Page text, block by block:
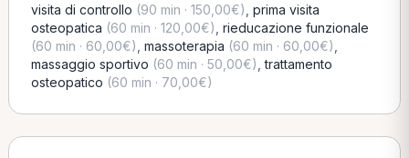
visita di controllo (90 min · 150,00€) prima visita
osteopatica (60 min · 120,00€) rieducazione funzionale
(60 min · 60,00€) massoterapia (60 min · 60,00€)
massaggio sportivo (60 min · 50,00€) ,trattamento
osteopatico (60 min · 70,00€)